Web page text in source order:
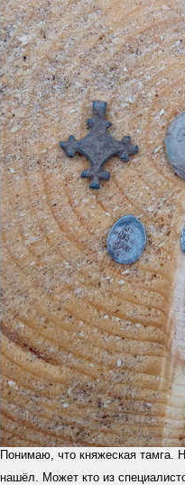
Понимаю, что княжеская тамга.
нашёл. Может кто из